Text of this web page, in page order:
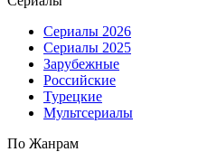
Сериалы 2026
Сериалы 2025
Зарубежные
Российские
Турецкие
Мультсериалы
По Жанрам